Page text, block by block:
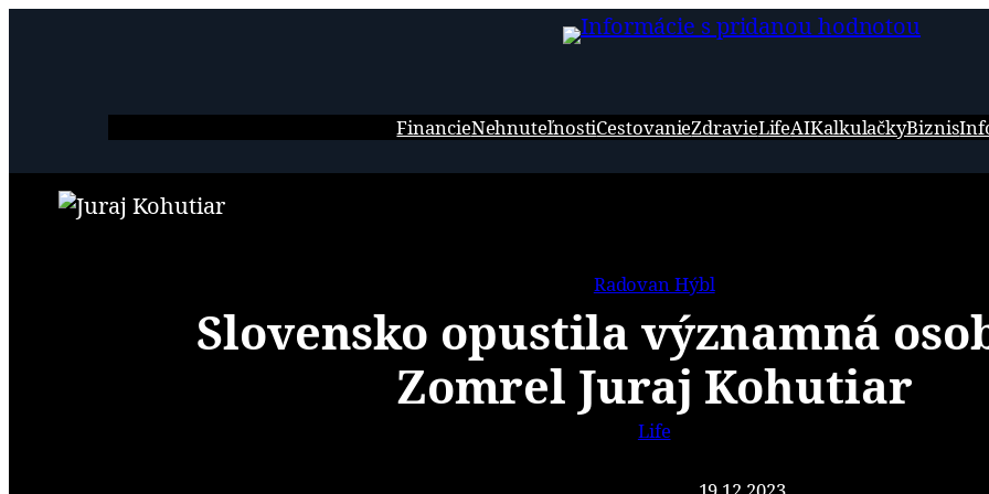
FinancieNehnuteľnostiCestovanieZdravieLifeAIKalkulačkyBiznis
Radovan Hýbl
Slovensko opustila významná
Zomrel Juraj Kohutiar
Life